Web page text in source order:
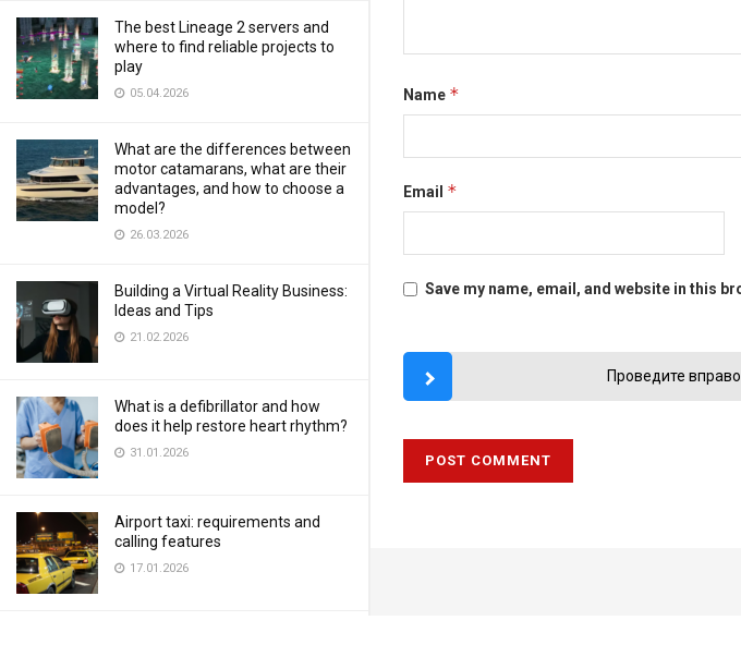
The best Lineage 2 servers and
where to find reliable projects to
play
05.04.2026
What are the differences between
motor catamarans, what are their
advantages, and how to choose a
model?
26.03.2026
Building a Virtual Reality Business:
Ideas and Tips
21.02.2026
What is a defibrillator and how
does it help restore heart rhythm?
31.01.2026
Airport taxi: requirements and
calling features
17.01.2026
Name *
Email *
Save my name, email, and website in this
Проведите